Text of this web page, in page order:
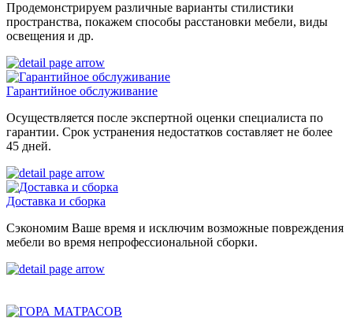
Продемонстрируем различные варианты стилистики
пространства, покажем способы расстановки мебели, виды
освещения и др.
Гарантийное обслуживание
Осуществляется после экспертной оценки специалиста по
гарантии. Срок устранения недостатков составляет не более
45 дней.
Доставка и сборка
Сэкономим Ваше время и исключим возможные повреждения
мебели во время непрофессиональной сборки.